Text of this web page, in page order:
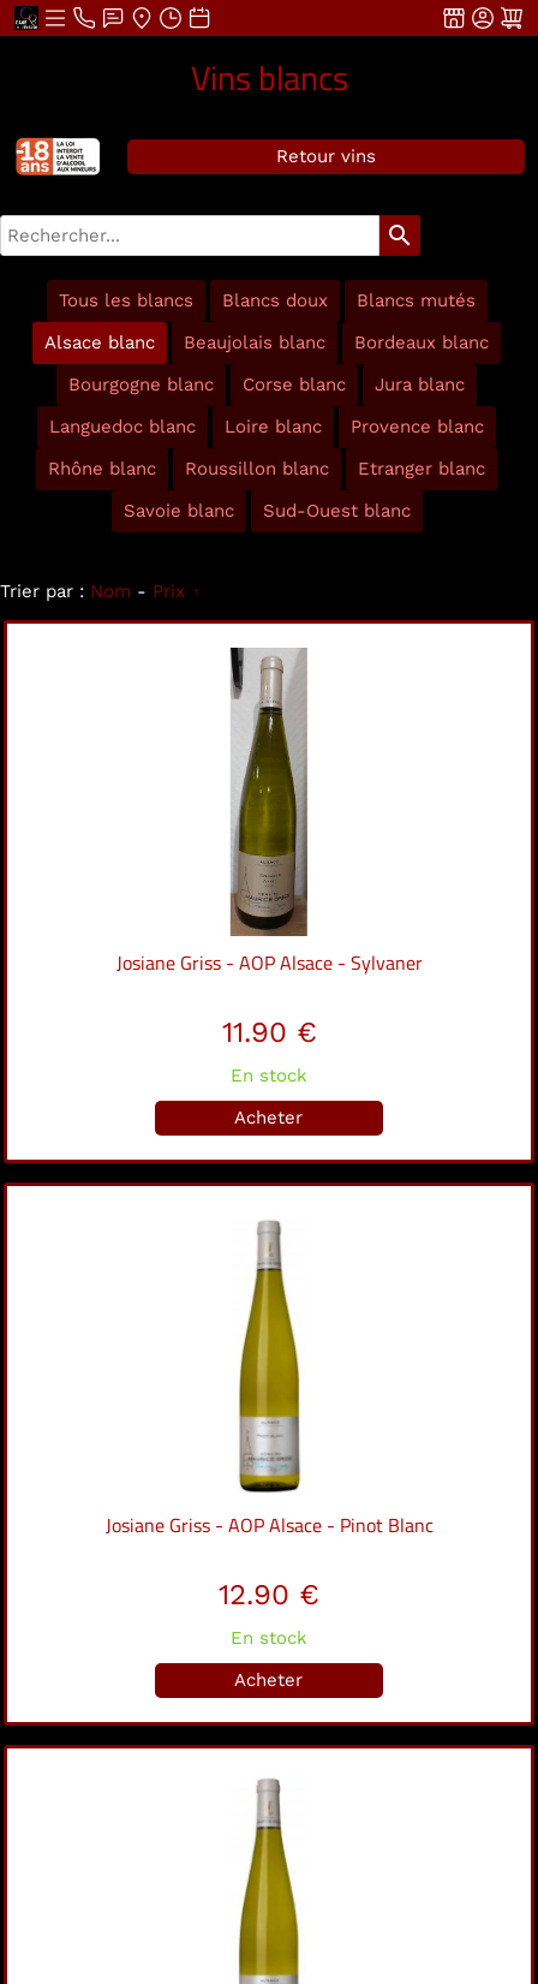
Vins blancs
Retour vins
search
Tous les blancs Blancs doux
Blancs mutés
Alsace blanc
Beaujolais blanc
Bordeaux blanc
Bourgogne blanc
Corse blanc
Jura blanc
Languedoc blanc
Loire blanc
Provence blanc
Rhône blanc
Roussillon blanc
Etranger blanc
Savoie blanc
Sud-Ouest blanc
Trier par : Nom - Prix
Josiane Griss - AOP Alsace - Sylvaner
11.90 €
En stock
Acheter
Josiane Griss - AOP Alsace - Pinot Blanc
12.90 €
En stock
Acheter